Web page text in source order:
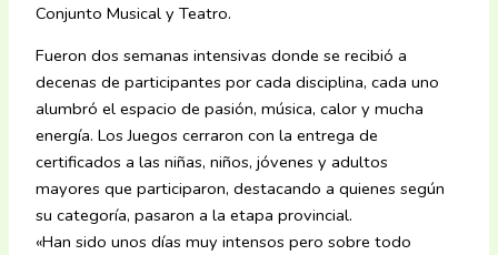
Conjunto Musical y Teatro.
Fueron dos semanas intensivas donde se recibió a
decenas de participantes por cada disciplina, cada uno
alumbró el espacio de pasión, música, calor y mucha
energía. Los Juegos cerraron con la entrega de
certificados a las niñas, niños, jóvenes y adultos
mayores que participaron, destacando a quienes según
su categoría, pasaron a la etapa provincial.
«Han sido unos días muy intensos pero sobre todo